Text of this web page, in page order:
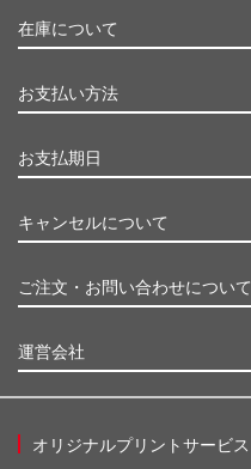
在庫について
お支払い方法
お支払期日
キャンセルについて
ご注文・お問い合わせについて
運営会社
オリジナルプリントサービス